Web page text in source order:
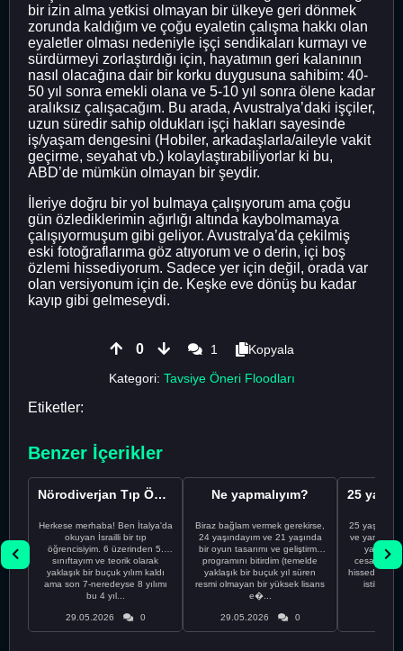
bir izin alma yetkisi olmayan bir ülkeye geri dönmek
zorunda kaldığım ve çoğu eyaletin çalışma hakkı olan
eyaletler olması nedeniyle işçi sendikaları kurmayı ve
sürdürmeyi zorlaştırdığı için, hayatımın geri kalanının
nasıl olacağına dair bir korku duygusuna sahibim: 40-
50 yıl sonra emekli olana ve 5-10 yıl sonra ölene kadar
aralıksız çalışacağım. Bu arada, Avustralya’daki işçiler,
uzun süredir sahip oldukları işçi hakları sayesinde
iş/yaşam dengesini (Hobiler, arkadaşlarla/aileyle vakit
geçirme, seyahat vb.) kolaylaştırabiliyorlar ki bu,
ABD’de mümkün olmayan bir şeydir.
İleriye doğru bir yol bulmaya çalışıyorum ama çoğu
gün özlediklerimin ağırlığı altında kaybolmamaya
çalışıyormuşum gibi geliyor. Avustralya’da çekilmiş
eski fotoğraflarıma göz atıyorum ve o derin, içi boş
özlemi hissediyorum. Sadece yer için değil, orada var
olan versiyonum için de. Keşke eve dönüş bu kadar
kayıp gibi gelmeseydi.
0 1
Kopyala
Kategori: Tavsiye Öneri Floodları
Etiketler:
Benzer İçerikler
Nörodiverjan Tıp Öğrencisi Yeni Bir Yol Arıyor
Herkese merhaba! Ben İtalya'da
okuyan İsrailli bir tıp
öğrencisiyim. 6 üzerinden 5.
sınıftayım ve teorik olarak
yaklaşık bir buçuk yılım kaldı
ama son 7-neredeyse 8 yılımı
bu 4 yıl...
29.05.2026 0
Ne yapmalıyım?
Biraz bağlam vermek gerekirse,
24 yaşındayım ve 21 yaşında
bir oyun tasarımı ve geliştirme
programını bitirdim (temelde
yaklaşık bir buçuk yıl süren
resmi olmayan bir yüksek lisans
e�...
29.05.2026 0
25
ve yanlış
cesaretimin